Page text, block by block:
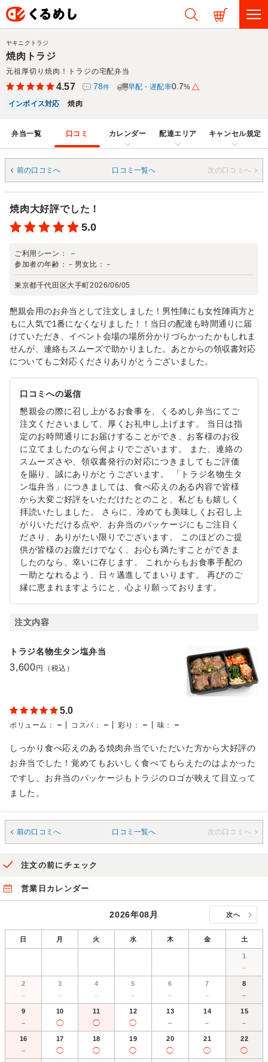
焼肉トラジ
元祖厚切り焼肉！トラジの宅配弁当
ヤキニクトラジ
4.57 78件 早配・遅配率0.7%
インボイス対応
焼肉
弁当一覧 口コミ カレンダー 配達エリア キャンセル規定
前の口コミへ 口コミ一覧へ 次の口コミへ
焼肉大好評でした！
5.0
ご利用シーン：
－
参加者の年齢： － 男女比： －
東京都千代田区大手町2026/06/05
懇親会用のお弁当として注文しました！男性陣にも女性陣両方と
もに人気で1番になくなりました！！当日の配達も時間通りに届
けていただき、イベント会場の場所分かりづらかったかもしれま
せんが、連絡もスムーズで助かりました。あとからの領収書対応
についてもご対応くださりありがとうございました。
口コミへの返信
懇親会の際に召し上がるお食事を、くるめし弁当にてご
注文くださいまして、厚くお礼申し上げます。 当日は指
定のお時間通りにお届けすることができ、お客様のお役
に立てましたのなら何よりでございます。 また、連絡の
スムーズさや、領収書発行の対応につきましてもご評価
を賜り、誠にありがとうございます。 「トラジ名物生タ
ン塩弁当」につきましては、食べ応えのある内容で皆様
から大変ご好評をいただけたとのこと、私どもも嬉しく
拝読いたしました。 さらに、冷めても美味しくお召し上
がりいただける点や、お弁当のパッケージにもご注目く
ださり、ありがたい限りでございます。 このほどのご提
供が皆様のお腹だけでなく、お心も満たすことができま
したのなら、幸いに存じます。 これからもお食事手配の
一助となれるよう、日々邁進してまいります。 再びのご
縁に恵まれますようにと、心より願っております。
注文内容
トラジ名物生タン塩弁当
3,600 円（税込）
5.0
ボリューム ： － コスパ ： － 彩り ： － 味 ： －
しっかり食べ応えのある焼肉弁当でいただいた方から大好評の
お弁当でした！覚めてもおいしく食べてもらえたのはよかった
ですし、お弁当のパッケージもトラジのロゴが映えて目立って
ました。
前の口コミへ 口コミ一覧へ 次の口コミへ
注文の前にチェック
営業日カレンダー
2026年08月 次へ
日 月 火 水 木 金 土
1
－
2
－
3
－
4
－
5
－
6
－
7
－
8
－
9
－
10
◯
11
◯
12
◯
13
－
14
－
15
－
16
－
17
◯
18
◯
19
◯
20
◯
21
◯
22
◯